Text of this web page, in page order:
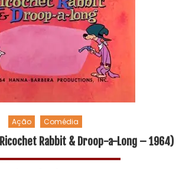
Ação Comédia
Rabbit & Droop-a-Long – 1964)